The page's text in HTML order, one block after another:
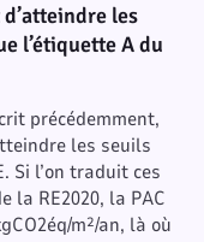
les
l’étiquette A du
précédemment,
les seuils
Si l’on traduit ces
la RE2020, la PAC
m²/an, là où